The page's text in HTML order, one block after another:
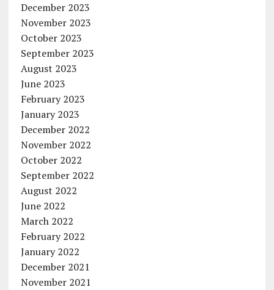
December 2023
November 2023
October 2023
September 2023
August 2023
June 2023
February 2023
January 2023
December 2022
November 2022
October 2022
September 2022
August 2022
June 2022
March 2022
February 2022
January 2022
December 2021
November 2021